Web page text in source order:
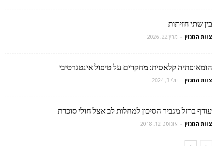
בין שתי חזיתות
צוות המגזין - מרץ 22, 2026
הומאופתיה קלאסית: מחקרים על טיפול אינטגרטיבי
צוות המגזין - יולי 3, 2024
עודף ברזל מגביר הסיכון למחלות לב אצל חולי סוכרת
צוות המגזין - אוגוסט 12, 2018